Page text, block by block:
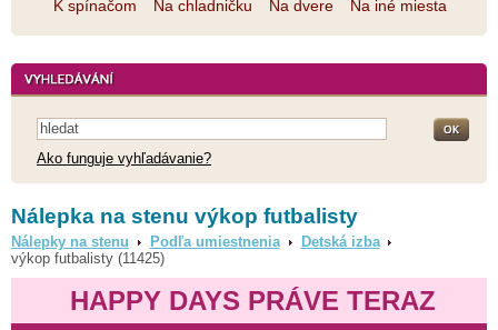
K spínačom
Na chladničku Na dvere Na iné miesta
Ako funguje vyhľadávanie?
Nálepka na stenu výkop futbalisty
Nálepky na stenu Podľa umiestnenia
Detská izba
výkop futbalisty (11425)
HAPPY DAYS PRÁVE TERAZ